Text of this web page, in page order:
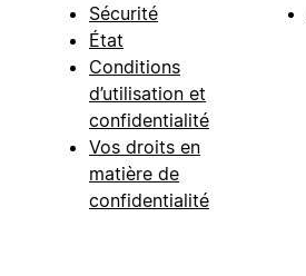
Sécurité
État
Conditions
d’utilisation et
confidentialité
Vos droits en
matière de
confidentialité